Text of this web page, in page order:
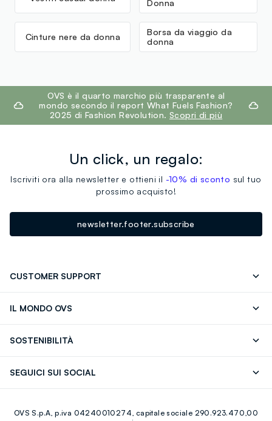
Donna
Cinture nere da donna
Borsa da viaggio da
donna
footer.ariatitleOVS è il quarto marchio più trasparente al
mondo secondo il report What Fuels Fashion?
2025 di Fashion Revolution. Scopri di più
Un click, un regalo:
Iscriviti ora alla newsletter e ottieni il -10% di sconto sul tuo
prossimo acquisto!
newsletter.footer.subscribe
CUSTOMER SUPPORT
IL MONDO OVS
Giftcard
SOSTENIBILITÀ
SEGUICI SUI SOCIAL
Youtube Linkedin
OVS S.p.A, p.iva 04240010274, capitale sociale 290.923.470,00